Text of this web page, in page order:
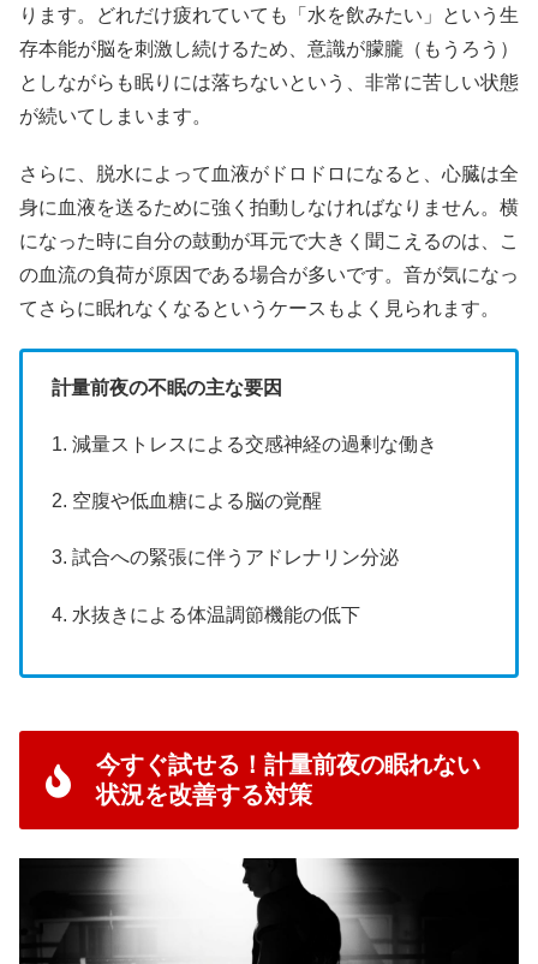
ります。どれだけ疲れていても「水を飲みたい」という生
存本能が脳を刺激し続けるため、意識が朦朧（もうろう）
としながらも眠りには落ちないという、非常に苦しい状態
が続いてしまいます。
さらに、脱水によって血液がドロドロになると、心臓は全
身に血液を送るために強く拍動しなければなりません。横
になった時に自分の鼓動が耳元で大きく聞こえるのは、こ
の血流の負荷が原因である場合が多いです。音が気になっ
てさらに眠れなくなるというケースもよく見られます。
計量前夜の不眠の主な要因
1. 減量ストレスによる交感神経の過剰な働き
2. 空腹や低血糖による脳の覚醒
3. 試合への緊張に伴うアドレナリン分泌
4. 水抜きによる体温調節機能の低下
今すぐ試せる！計量前夜の眠れない
状況を改善する対策